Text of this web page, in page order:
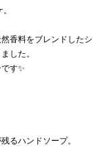
香料をブレンドしたシ
した。
す✨
るハンドソープ。